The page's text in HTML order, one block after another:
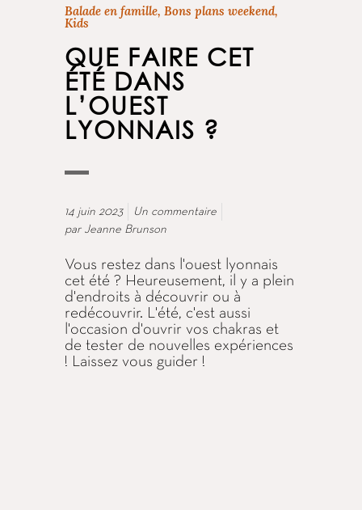
Balade en famille, Bons plans weekend,
Kids
QUE FAIRE CET
ÉTÉ DANS
L’OUEST
LYONNAIS ?
14 juin 2023
Un commentaire
par Jeanne Brunson
Vous restez dans l'ouest lyonnais
cet été ? Heureusement, il y a plein
d'endroits à découvrir ou à
redécouvrir. L'été, c'est aussi
l'occasion d'ouvrir vos chakras et
de tester de nouvelles expériences
! Laissez vous guider !